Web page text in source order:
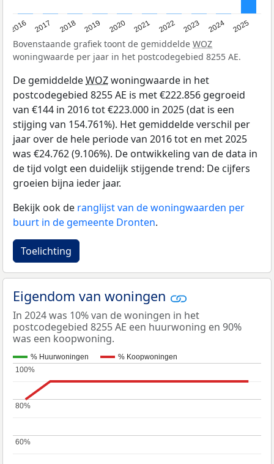
2016 2017 2018 2019 2020 2021 2022 2023 2024 2025
Bovenstaande grafiek toont de gemiddelde WOZ
woningwaarde per jaar in het postcodegebied 8255 AE.
De gemiddeldeWOZwoningwaarde in het
postcodegebied 8255 AE is met €222.856 gegroeid
van €144 in 2016 tot €223.000 in 2025 (dat is een
stijging van 154.761%). Het gemiddelde verschil per
jaar over de hele periode van 2016 tot en met 2025
was €24.762 (9.106%). De ontwikkeling van de data in
de tijd volgt een duidelijk stijgende trend: De cijfers
groeien bijna ieder jaar.
Bekijk ook de ranglijst van de woningwaarden per
buurt in de gemeente Dronten.
Toelichting
Eigendom van woningen
In 2024 was 10% van de woningen in het
postcodegebied 8255 AE een huurwoning en 90%
was een koopwoning.
% Huurwoningen % Koopwoningen
60%
60%
80%
80%
100%
100%